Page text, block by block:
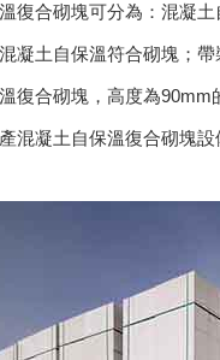
復合砌塊可分為：混凝
凝土自保溫符合砌塊；
復合砌塊，高度為90mm
混凝土自保溫復合砌塊